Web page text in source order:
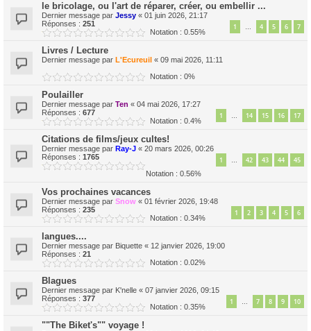
le bricolage, ou l'art de réparer, créer, ou embellir ...
Dernier message par Jessy « 01 juin 2026, 21:17
Réponses : 251 1 … 4 5 6 7
Notation : 0.55%
Livres / Lecture
Dernier message par L'Ecureuil « 09 mai 2026, 11:11
Notation : 0%
Poulailler
Dernier message par Ten « 04 mai 2026, 17:27
Réponses : 677 1 … 14 15 16 17
Notation : 0.4%
Citations de films/jeux cultes!
Dernier message par Ray-J « 20 mars 2026, 00:26
Réponses : 1765 1 … 42 43 44 45
Notation : 0.56%
Vos prochaines vacances
Dernier message par Snow « 01 février 2026, 19:48
Réponses : 235 1 2 3 4 5 6
Notation : 0.34%
langues....
Dernier message par Biquette « 12 janvier 2026, 19:00
Réponses : 21
Notation : 0.02%
Blagues
Dernier message par K'nelle « 07 janvier 2026, 09:15
Réponses : 377 1 … 7 8 9 10
Notation : 0.35%
""The Biket's"" voyage !